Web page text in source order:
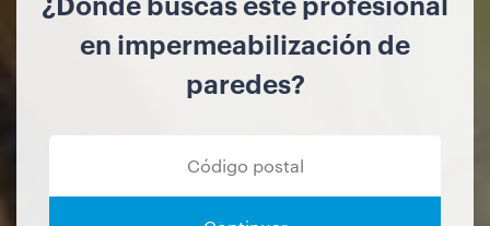
en impermeabilización de
paredes?